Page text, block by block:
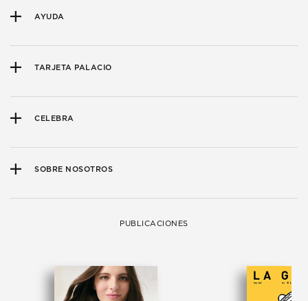
AYUDA
TARJETA PALACIO
CELEBRA
SOBRE NOSOTROS
PUBLICACIONES